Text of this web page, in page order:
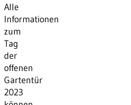
Alle
Informationen
zum
Tag
der
offenen
Gartentür
2023